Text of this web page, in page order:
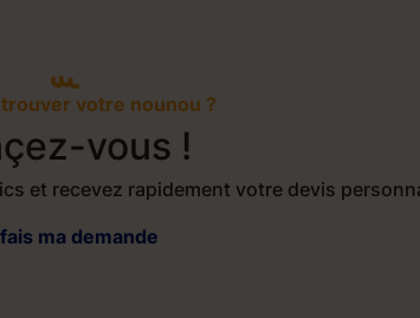
votre nounou ?
vous !
et recevez rapidement votre devis
ma demande